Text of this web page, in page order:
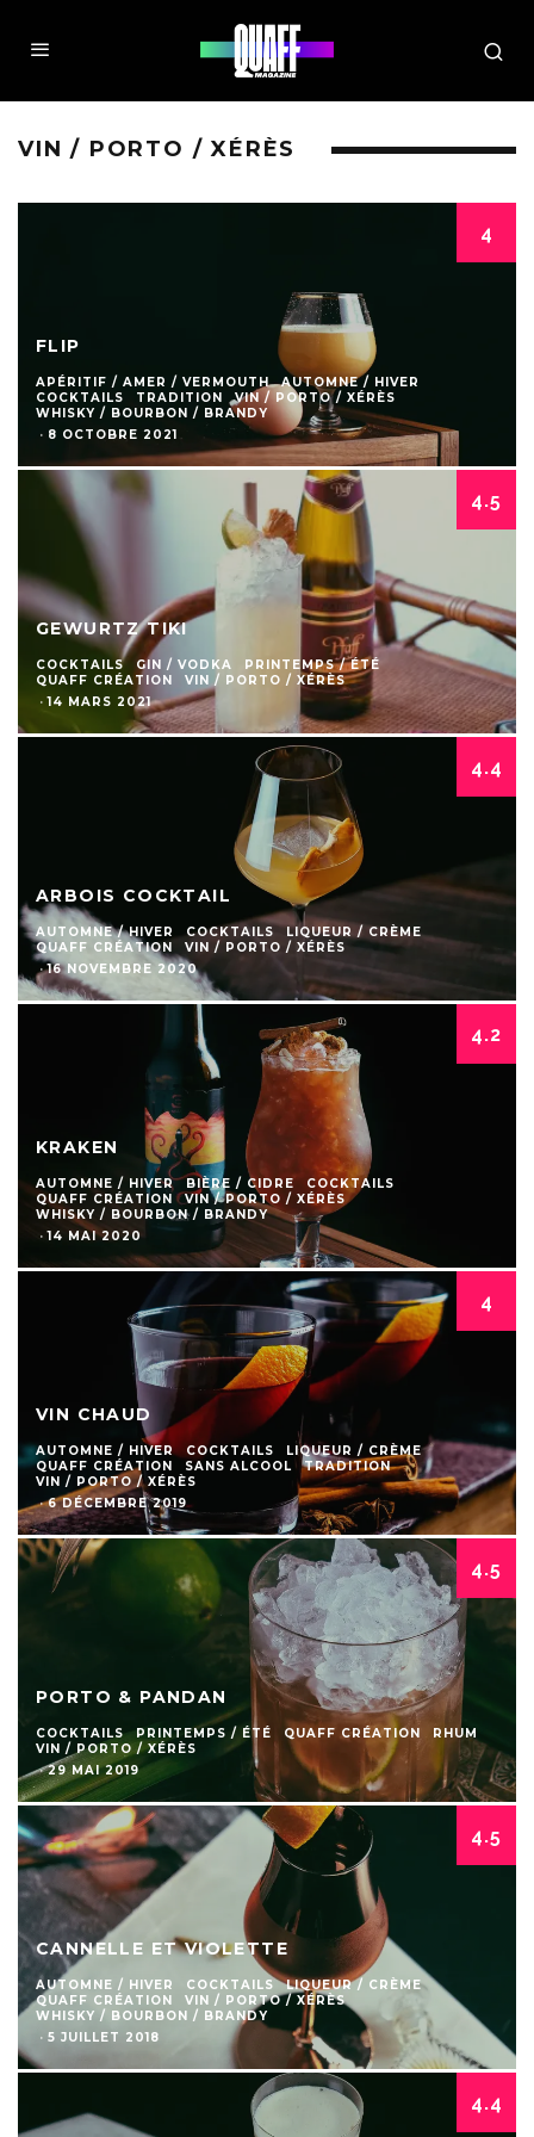
VIN / PORTO / XÉRÈS
4
FLIP
APÉRITIF / AMER / VERMOUTH
AUTOMNE / HIVER
COCKTAILS
TRADITION
VIN / PORTO / XÉRÈS
WHISKY / BOURBON / BRANDY
· 8 OCTOBRE 2021
4.5
GEWURTZ TIKI
COCKTAILS GIN / VODKA
PRINTEMPS / ÉTÉ
QUAFF CRÉATION
VIN / PORTO / XÉRÈS
· 14 MARS 2021
4.4
ARBOIS COCKTAIL
AUTOMNE / HIVER COCKTAILS
LIQUEUR / CRÈME
QUAFF CRÉATION
VIN / PORTO / XÉRÈS
· 16 NOVEMBRE 2020
4.2
KRAKEN
AUTOMNE / HIVER BIÈRE / CIDRE
COCKTAILS
QUAFF CRÉATION
VIN / PORTO / XÉRÈS
WHISKY / BOURBON / BRANDY
· 14 MAI 2020
4
VIN CHAUD
AUTOMNE / HIVER COCKTAILS
LIQUEUR / CRÈME
QUAFF CRÉATION
SANS ALCOOL
TRADITION
VIN / PORTO / XÉRÈS
· 6 DÉCEMBRE 2019
4.5
PORTO & PANDAN
COCKTAILS PRINTEMPS / ÉTÉ QUAFF CRÉATION
RHUM
VIN / PORTO / XÉRÈS
· 29 MAI 2019
4.5
CANNELLE ET VIOLETTE
AUTOMNE / HIVER COCKTAILS
LIQUEUR / CRÈME
QUAFF CRÉATION
VIN / PORTO / XÉRÈS
WHISKY / BOURBON / BRANDY
· 5 JUILLET 2018
4.4